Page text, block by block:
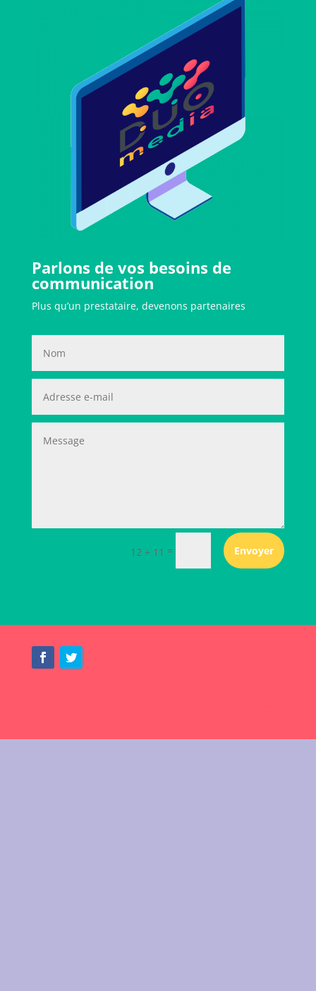
Parlons de vos besoins de
communication
Plus qu’un prestataire, devenons partenaires
12 + 11 = Envoyer